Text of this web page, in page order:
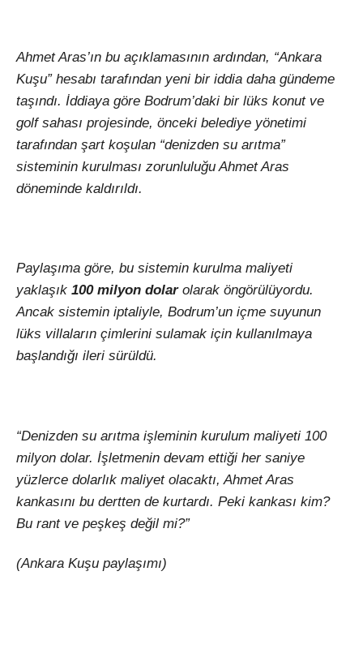
Ahmet Aras’ın bu açıklamasının ardından, “Ankara
Kuşu” hesabı tarafından yeni bir iddia daha gündeme
taşındı. İddiaya göre Bodrum’daki bir lüks konut ve
golf sahası projesinde, önceki belediye yönetimi
tarafından şart koşulan “denizden su arıtma”
sisteminin kurulması zorunluluğu Ahmet Aras
döneminde kaldırıldı.
Paylaşıma göre, bu sistemin kurulma maliyeti
yaklaşık 100 milyon dolarolarak öngörülüyordu.
Ancak sistemin iptaliyle, Bodrum’un içme suyunun
lüks villaların çimlerini sulamak için kullanılmaya
başlandığı ileri sürüldü.
“Denizden su arıtma işleminin kurulum maliyeti 100
milyon dolar. İşletmenin devam ettiği her saniye
yüzlerce dolarlık maliyet olacaktı, Ahmet Aras
kankasını bu dertten de kurtardı. Peki kankası kim?
Bu rant ve peşkeş değil mi?”
(Ankara Kuşu paylaşımı)